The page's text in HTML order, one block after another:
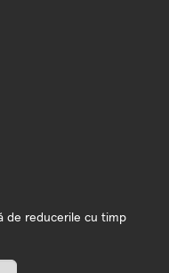
de reducerile cu timp